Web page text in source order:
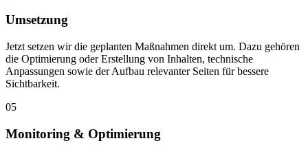
Umsetzung
Jetzt setzen wir die geplanten Maßnahmen direkt um. Dazu gehören
die Optimierung oder Erstellung von Inhalten, technische
Anpassungen sowie der Aufbau relevanter Seiten für bessere
Sichtbarkeit.
05
Monitoring & Optimierung